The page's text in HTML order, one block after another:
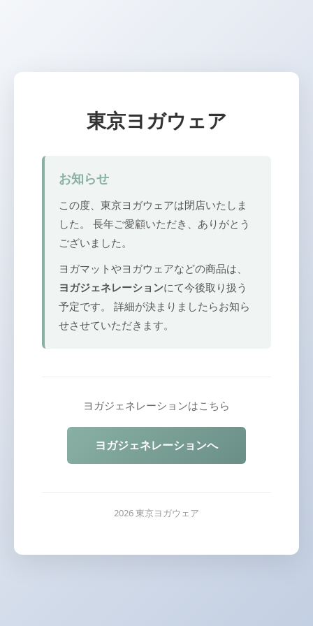
東京ヨガウェア
お知らせ
この度、東京ヨガウェアは閉店いたしま
した。 長年ご愛顧いただき、ありがとう
ございました。
ヨガマットやヨガウェアなどの商品は、
ヨガジェネレーションにて今後取り扱う
予定です。 詳細が決まりましたらお知ら
せさせていただきます。
ヨガジェネレーションはこちら
ヨガジェネレーションへ
2026 東京ヨガウェア